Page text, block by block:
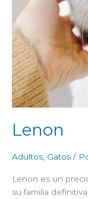
Lenon
Adultos Gatos /
Lenon es un
su familia